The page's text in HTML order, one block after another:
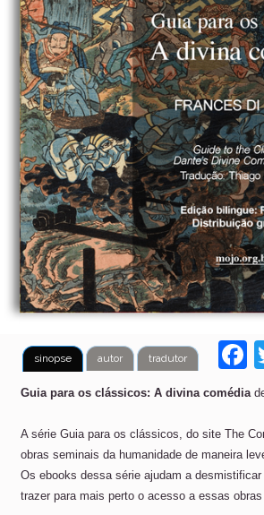
sinopse autor tradutor
Guia para os clássicos: A divina comédia
A série Guia para os clássicos, do site The
obras seminais da humanidade de maneira
Os ebooks dessa série ajudam a
trazer para mais perto o acesso a essas
F
a
e
b
o